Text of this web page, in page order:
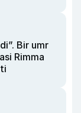
Bir umr
Rimma